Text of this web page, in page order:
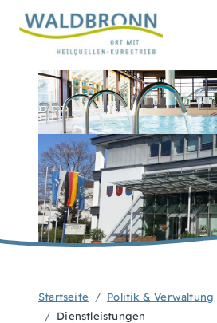
Startseite Politik & Verwaltung
Dienstleistungen